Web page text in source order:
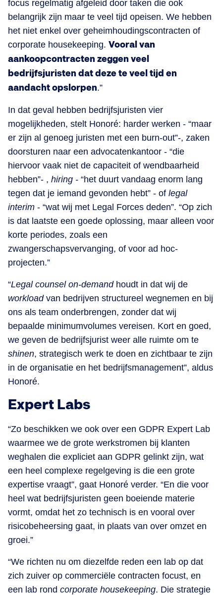
focus regelmatig afgeleid door taken die ook
belangrijk zijn maar te veel tijd opeisen. We hebben
het niet enkel over geheimhoudingscontracten of
corporate housekeeping. Vooral van
aankoopcontracten zeggen veel
bedrijfsjuristen dat deze te veel tijd en
aandacht opslorpen.”
In dat geval hebben bedrijfsjuristen vier
mogelijkheden, stelt Honoré: harder werken - “maar
er zijn al genoeg juristen met een burn-out”-, zaken
doorsturen naar een advocatenkantoor - “die
hiervoor vaak niet de capaciteit of wendbaarheid
hebben”- , hiring - “het duurt vandaag enorm lang
tegen dat je iemand gevonden hebt” - of legal
interim - “wat wij met Legal Forces deden”. “Op zich
is dat laatste een goede oplossing, maar alleen voor
korte periodes, zoals een
zwangerschapsvervanging, of voor ad hoc-
projecten.”
“Legal counsel on-demandhoudt in dat wij de
workload van bedrijven structureel wegnemen en bij
ons als team onderbrengen, zonder dat wij
bepaalde minimumvolumes vereisen. Kort en goed,
we geven de bedrijfsjurist weer alle ruimte om te
shinen, strategisch werk te doen en zichtbaar te zijn
in de organisatie en het bedrijfsmanagement”, aldus
Honoré.
Expert Labs
“Zo beschikken we ook over een GDPR Expert Lab
waarmee we de grote werkstromen bij klanten
weghalen die expliciet aan GDPR gelinkt zijn, wat
een heel complexe regelgeving is die een grote
expertise vraagt”, gaat Honoré verder. “En die voor
heel wat bedrijfsjuristen geen boeiende materie
vormt, omdat het zo technisch is en vooral over
risicobeheersing gaat, in plaats van over omzet en
groei.”
“We richten nu om diezelfde reden een lab op dat
zich zuiver op commerciële contracten focust, en
een lab rond corporate housekeeping. Die strategie